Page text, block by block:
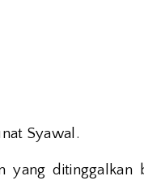
Syawal.
yang ditinggalkan